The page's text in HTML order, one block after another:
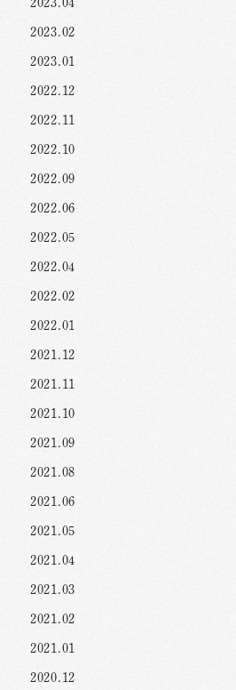
2023.04
2023.02
2023.01
2022.12
2022.11
2022.10
2022.09
2022.06
2022.05
2022.04
2022.02
2022.01
2021.12
2021.11
2021.10
2021.09
2021.08
2021.06
2021.05
2021.04
2021.03
2021.02
2021.01
2020.12